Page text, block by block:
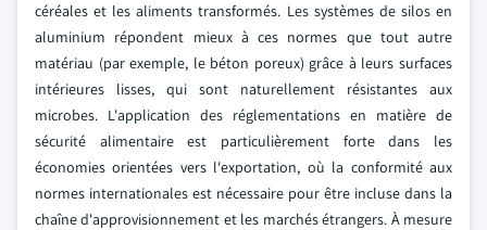
céréales et les aliments transformés. Les systèmes de silos en
aluminium répondent mieux à ces normes que tout autre
matériau (par exemple, le béton poreux) grâce à leurs surfaces
intérieures lisses, qui sont naturellement résistantes aux
microbes. L'application des réglementations en matière de
sécurité alimentaire est particulièrement forte dans les
économies orientées vers l'exportation, où la conformité aux
normes internationales est nécessaire pour être incluse dans la
chaîne d'approvisionnement et les marchés étrangers. À mesure